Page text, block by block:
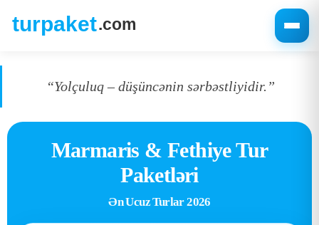
“Yolçuluq – düşüncənin sərbəstliyidir.”
Marmaris & Fethiye Tur
Paketləri
Ən Ucuz Turlar 2026